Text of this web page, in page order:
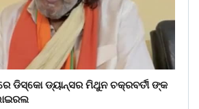
ଡିସ୍କୋ ଡ୍ୟାନ୍ସର ମିଥୁନ ଚକ୍ରବର୍ତୀ ଙ୍କ